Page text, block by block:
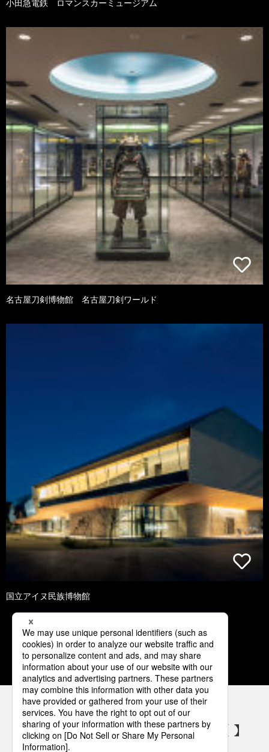
小田急電鉄 ロマンスカーミュージアム
名古屋刀剣博物館 名古屋刀剣ワールド
国立アイヌ民族博物館
1 2
パナソニックの電気設備 SNSアカウント